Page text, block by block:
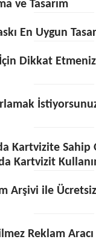
ve Tasarım
En Uygun
Dikkat
Kartvizite Sahip
Kartvizit
Arşivi ile
Reklam Aracı